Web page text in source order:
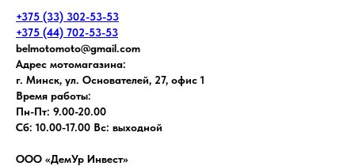
+375 (33) 302-53-53
+375 (44) 702-53-53
belmotomoto@gmail.com
Адрес мотомагазина:
г. Минск, ул. Основателей, 27, офис 1
Время работы:
Пн-Пт: 9.00-20.00
Сб: 10.00-17.00 Вс: выходной
ООО «ДемУр Инвест»